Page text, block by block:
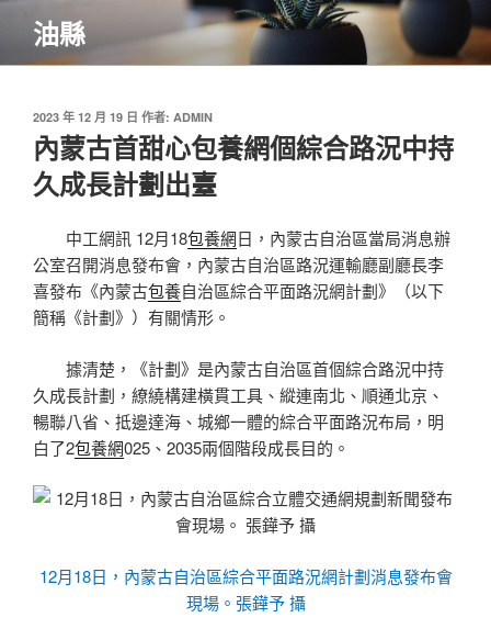
主
油縣
發
佈
於
2023 年 12 月 19 日 作者: ADMIN
內蒙古首甜心包養網個綜合路況中持
久成長計劃出臺
中工網訊 12月18包養網日，內蒙古自治區當局消息辦
公室召開消息發布會，內蒙古自治區路況運輸廳副廳長李
喜發布《內蒙古包養自治區綜合平面路況網計劃》（以下
簡稱《計劃》）有關情形。
據清楚，《計劃》是內蒙古自治區首個綜合路況中持
久成長計劃，繚繞構建橫貫工具、縱連南北、順通北京、
暢聯八省、抵邊達海、城鄉一體的綜合平面路況布局，明
白了2包養網025、2035兩個階段成長目的。
12月18日，內蒙古自治區綜合平面路況網計劃消息發布會
現場。張鏵予 攝